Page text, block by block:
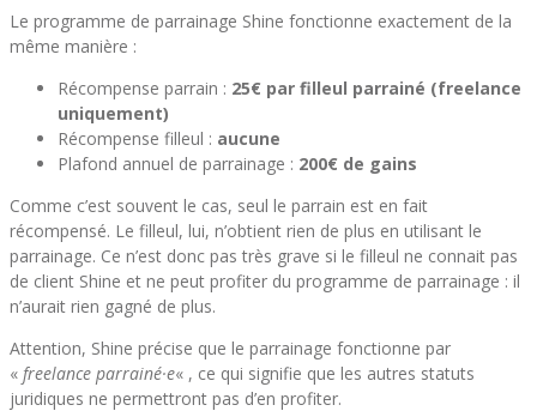
Le programme de parrainage Shine fonctionne exactement de la
même manière :
Récompense parrain : 25€ par filleul parrainé (freelance
uniquement)
Récompense filleul : aucune
Plafond annuel de parrainage : 200€ de gains
Comme c’est souvent le cas, seul le parrain est en fait
récompensé. Le filleul, lui, n’obtient rien de plus en utilisant le
parrainage. Ce n’est donc pas très grave si le filleul ne connait pas
de client Shine et ne peut profiter du programme de parrainage : il
n’aurait rien gagné de plus.
Attention, Shine précise que le parrainage fonctionne par
« freelance parrainé·e« , ce qui signifie que les autres statuts
juridiques ne permettront pas d’en profiter.